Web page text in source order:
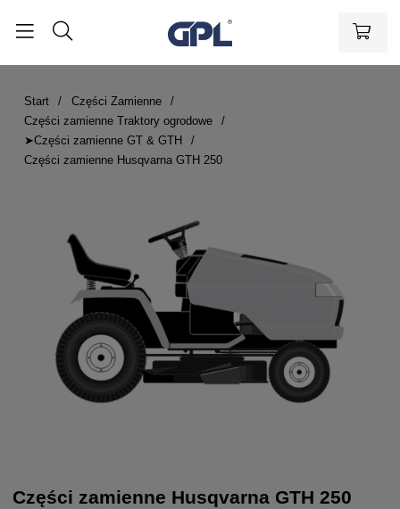
Start
Części Zamienne
Części zamienne Traktory ogrodowe
➤Części zamienne GT & GTH
Części zamienne Husqvarna GTH 250
Części zamienne Husqvarna GTH 250